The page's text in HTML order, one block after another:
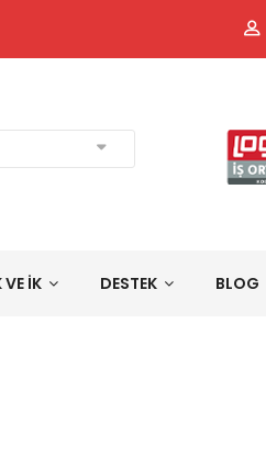
İK DESTEK BLOG